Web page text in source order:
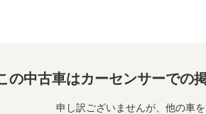
の中古車はカーセンサーでの
申し訳ございませんが、他の車